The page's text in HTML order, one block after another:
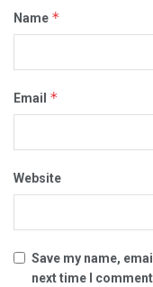
Name *
Email *
Website
Save my name,
next time I